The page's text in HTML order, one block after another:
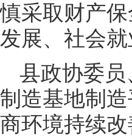
慎采取财产
发展、社会
县政协委
制造基地制
商环境持续